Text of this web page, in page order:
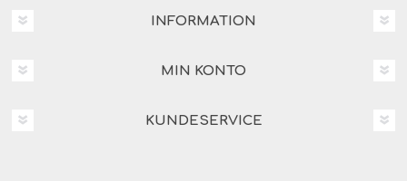
INFORMATION
MIN KONTO
KUNDESERVICE